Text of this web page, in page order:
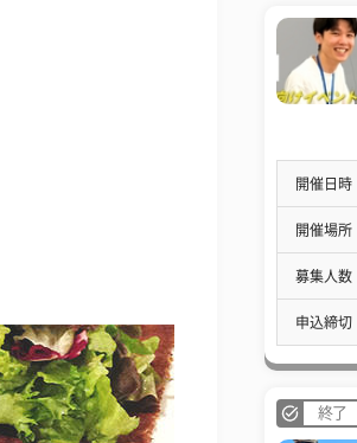
開催日時
開催場所
募集人数
申込締切
終了